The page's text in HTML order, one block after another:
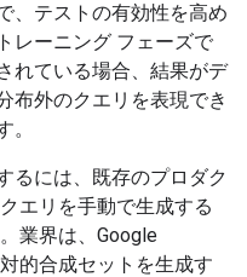
、テストの有効性を高め
レーニング フェーズで
れている場合、結果がデ
布外のクエリを表現でき
。
るには、既存のプロダク
エリを手動で生成する
業界は、Google
的合成セットを生成す